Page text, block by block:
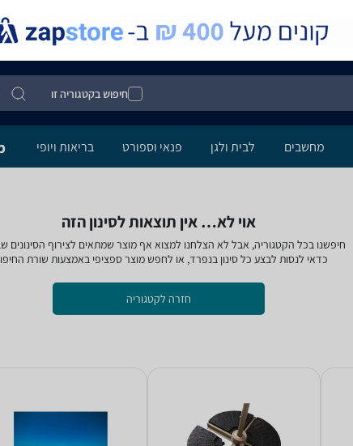
חיפוש בקטגוריה זו
מחשבים לבית ולגן פנאי וספורט בריאות ויופי
אוי לא… אין תוצאות לסינון הזה
חיפשנו בכל הקטגוריה, אבל לא הצלחנו למצוא אף מוצר שמתאים לצירוף הסינונים
כדאי לנסות לבצע כל סינון בנפרד, או לחפש מוצר ספציפי באמצעות שורת
חזרה לקטגוריה